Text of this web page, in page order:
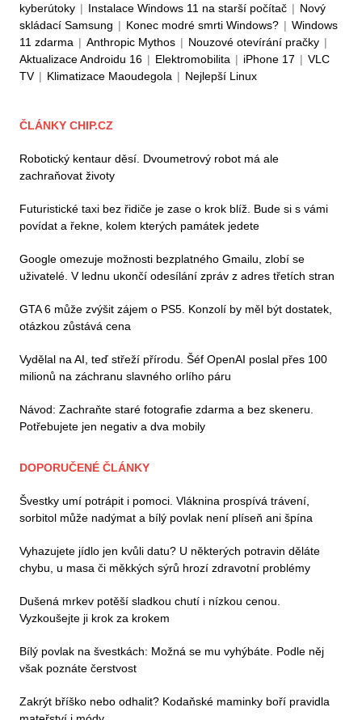
kyberútoky | Instalace Windows 11 na starší počítač | Nový
skládací Samsung | Konec modré smrti Windows? | Windows
11 zdarma | Anthropic Mythos | Nouzové otevírání pračky |
Aktualizace Androidu 16 | Elektromobilita | iPhone 17 | VLC
TV | Klimatizace Maoudegola | Nejlepší Linux
ČLÁNKY CHIP.CZ
Robotický kentaur děsí. Dvoumetrový robot má ale
zachraňovat životy
Futuristické taxi bez řidiče je zase o krok blíž. Bude si s vámi
povídat a řekne, kolem kterých památek jedete
Google omezuje možnosti bezplatného Gmailu, zlobí se
uživatelé. V lednu ukončí odesílání zpráv z adres třetích stran
GTA 6 může zvýšit zájem o PS5. Konzolí by měl být dostatek,
otázkou zůstává cena
Vydělal na AI, teď střeží přírodu. Šéf OpenAI poslal přes 100
milionů na záchranu slavného orlího páru
Návod: Zachraňte staré fotografie zdarma a bez skeneru.
Potřebujete jen negativ a dva mobily
DOPORUČENÉ ČLÁNKY
Švestky umí potrápit i pomoci. Vláknina prospívá trávení,
sorbitol může nadýmat a bílý povlak není plíseň ani špína
Vyhazujete jídlo jen kvůli datu? U některých potravin děláte
chybu, u masa či měkkých sýrů hrozí zdravotní problémy
Dušená mrkev potěší sladkou chutí i nízkou cenou.
Vyzkoušejte ji krok za krokem
Bílý povlak na švestkách: Možná se mu vyhýbáte. Podle něj
však poznáte čerstvost
Zakrýt bříško nebo odhalit? Kodaňské maminky boří pravidla